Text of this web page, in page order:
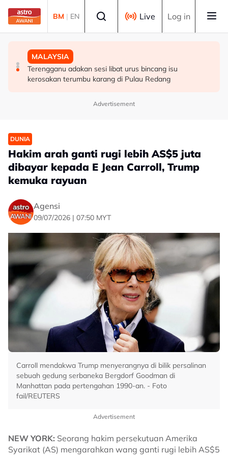
Skip to main content
BM | EN Live Log in
HIBURAN
M. Nasir pilih Aliff Aziz, Melinda Dadew hidupkan kisah
Mansur & Liu
DUNIA
Sultan Brunei titah gelaran diraja isteri Putera Abdul
Malik ditarik balik serta-merta
MALAYSIA
Terengganu adakan sesi libat urus bincang isu
kerosakan terumbu karang di Pulau Redang
Advertisement
DUNIA
Hakim arah ganti rugi lebih AS$5 juta
dibayar kepada E Jean Carroll, Trump
kemuka rayuan
Agensi
09/07/2026 | 07:50 MYT
Carroll mendakwa Trump menyerangnya di bilik persalinan
sebuah gedung serbaneka Bergdorf Goodman di
Manhattan pada pertengahan 1990-an. - Foto
fail/REUTERS
Advertisement
NEW YORK: Seorang hakim persekutuan Amerika
Syarikat (AS) mengarahkan wang ganti rugi lebih AS$5